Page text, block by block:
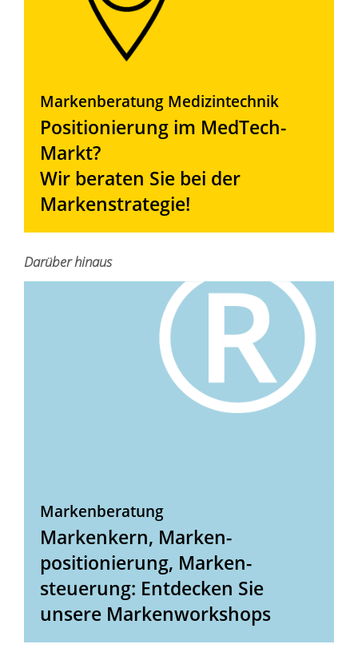
Markenberatung Medizintechnik
Positionierung im MedTech-
Markt?
Wir beraten Sie bei der
Markenstrategie!
Darüber hinaus
Markenberatung
Markenkern, Marken-
positionierung, Marken-
steuerung: Entdecken Sie
unsere Markenworkshops